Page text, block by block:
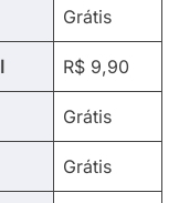
Grátis
R$ 9,90
Grátis
Grátis